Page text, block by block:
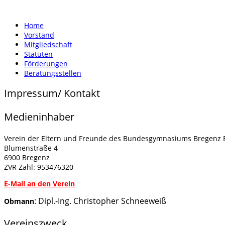
Home
Vorstand
Mitgliedschaft
Statuten
Förderungen
Beratungsstellen
Impressum/ Kontakt
Medieninhaber
Verein der Eltern und Freunde des Bundesgymnasiums Bregenz
Blumenstraße 4
6900 Bregenz
ZVR Zahl: 953476320
E-Mail an den Verein
Obmann: Dipl.-Ing. Christopher Schneeweiß